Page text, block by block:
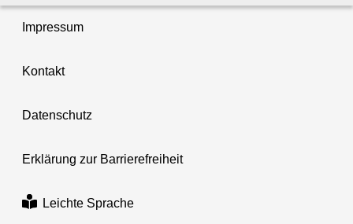
Impressum
Kontakt
Datenschutz
Erklärung zur Barrierefreiheit
Leichte Sprache